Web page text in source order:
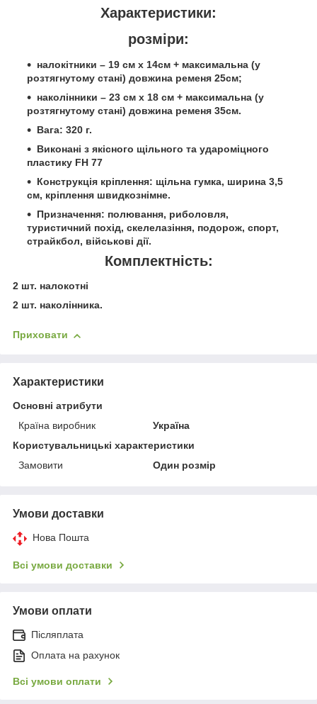
Характеристики:
розміри:
налокітники – 19 см х 14см + максимальна (у
розтягнутому стані) довжина ременя 25см;
наколінники – 23 см х 18 см + максимальна (у
розтягнутому стані) довжина ременя 35см.
Вага: 320 г.
Виконані з якісного щільного та удароміцного
пластику FH 77
Конструкція кріплення: щільна гумка, ширина 3,5
см, кріплення швидкознімне.
Призначення: полювання, риболовля,
туристичний похід, скелелазіння, подорож, спорт,
страйкбол, військові дії.
Комплектність:
2 шт. налокотні
2 шт. наколінника.
Приховати
Характеристики
Основні атрибути
Країна виробник
Україна
Користувальницькі характеристики
Замовити
Один розмір
Умови доставки
Нова Пошта
Всі умови доставки
Умови оплати
Післяплата
Оплата на рахунок
Всі умови оплати